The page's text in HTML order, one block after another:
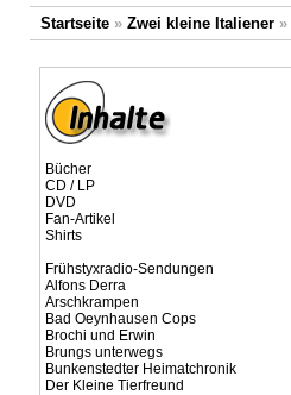
Startseite» Zwei kleine Italiener»
Bücher
CD / LP
DVD
Fan-Artikel
Shirts
Frühstyxradio-Sendungen
Alfons Derra
Arschkrampen
Bad Oeynhausen Cops
Brochi und Erwin
Brungs unterwegs
Bunkenstedter Heimatchronik
Der Kleine Tierfreund